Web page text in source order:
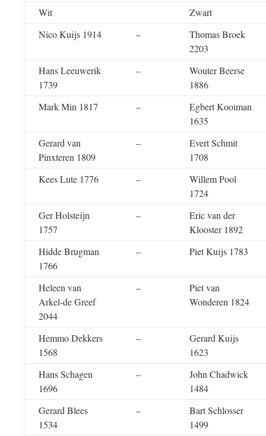
Wit
Zwart
Nico Kuijs 1914
–
Thomas Broek
2203
Hans Leeuwerik
1739
–
Wouter Beerse
1886
Mark Min 1817
–
Egbert Kooiman
1635
Gerard van
Pinxteren 1809
–
Evert Schmit
1708
Kees Lute 1776
–
Willem Pool
1724
Ger Holsteijn
1757
–
Eric van der
Klooster 1892
Hidde Brugman
1766
– Piet Kuijs 1783
Heleen van
Arkel-de Greef
2044
–
Piet van
Wonderen 1824
Hemmo Dekkers
1568
–
Gerard Kuijs
1623
Hans Schagen
1696
–
John Chadwick
1484
Gerard Blees
1534
–
Bart Schlosser
1499